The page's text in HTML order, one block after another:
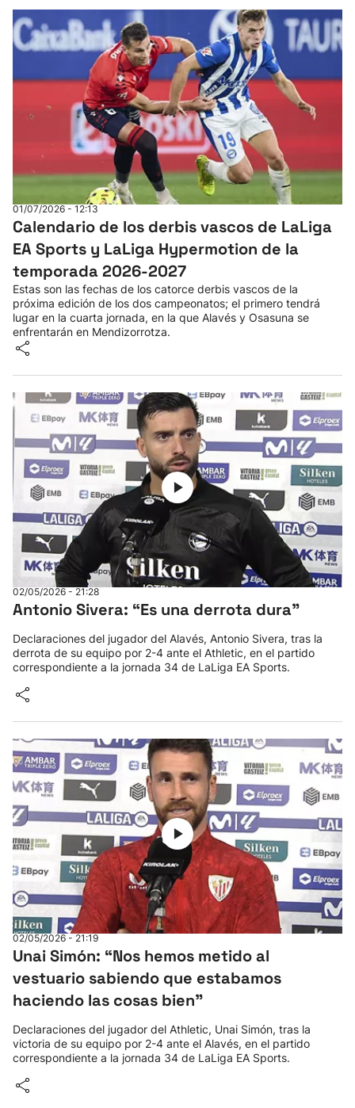
01/07/2026 - 12:13
Calendario de los derbis vascos de LaLiga
EA Sports y LaLiga Hypermotion de la
temporada 2026-2027
Estas son las fechas de los catorce derbis vascos de la
próxima edición de los dos campeonatos; el primero tendrá
lugar en la cuarta jornada, en la que Alavés y Osasuna se
enfrentarán en Mendizorrotza.
02/05/2026 - 21:28
Antonio Sivera: “Es una derrota dura”
Declaraciones del jugador del Alavés, Antonio Sivera, tras la
derrota de su equipo por 2-4 ante el Athletic, en el partido
correspondiente a la jornada 34 de LaLiga EA Sports.
02/05/2026 - 21:19
Unai Simón: “Nos hemos metido al
vestuario sabiendo que estabamos
haciendo las cosas bien”
Declaraciones del jugador del Athletic, Unai Simón, tras la
victoria de su equipo por 2-4 ante el Alavés, en el partido
correspondiente a la jornada 34 de LaLiga EA Sports.